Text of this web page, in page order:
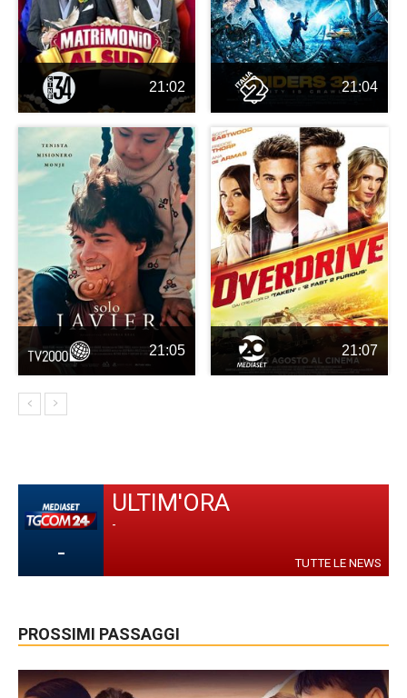
21:02 21:04
21:05 21:07
-
ULTIM'ORA
-
TUTTE LE NEWS
PROSSIMI PASSAGGI